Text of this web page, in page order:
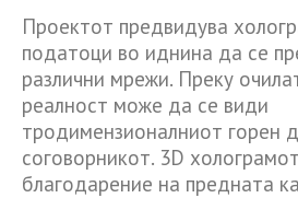
Проектот предвидува
податоци во иднина да се
различни мрежи. Преку
реалност може да се види
тродимензионалниот горен
соговорникот. 3D
благодарение на предната